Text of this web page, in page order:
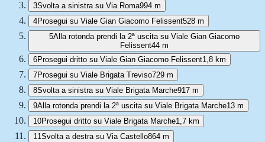
3Svolta a sinistra su Via Roma994 m
4Prosegui su Viale Gian Giacomo Felissent528 m
5Alla rotonda prendi la 2ª uscita su Viale Gian Giacomo
Felissent44 m
6Prosegui dritto su Viale Gian Giacomo Felissent1,8 km
7Prosegui su Viale Brigata Treviso729 m
8Svolta a sinistra su Viale Brigata Marche917 m
9Alla rotonda prendi la 2ª uscita su Viale Brigata Marche13 m
10Prosegui dritto su Viale Brigata Marche1,7 km
11Svolta a destra su Via Castello864 m